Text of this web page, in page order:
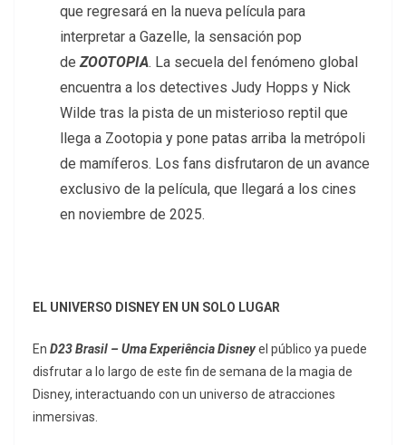
que regresará en la nueva película para
interpretar a Gazelle, la sensación pop
deZOOTOPIA. La secuela del fenómeno global
encuentra a los detectives Judy Hopps y Nick
Wilde tras la pista de un misterioso reptil que
llega a Zootopia y pone patas arriba la metrópoli
de mamíferos. Los fans disfrutaron de un avance
exclusivo de la película, que llegará a los cines
en noviembre de 2025.
EL UNIVERSO DISNEY EN UN SOLO LUGAR
En D23 Brasil – Uma Experiência Disneyel público ya puede
disfrutar a lo largo de este fin de semana de la magia de
Disney, interactuando con un universo de atracciones
inmersivas.